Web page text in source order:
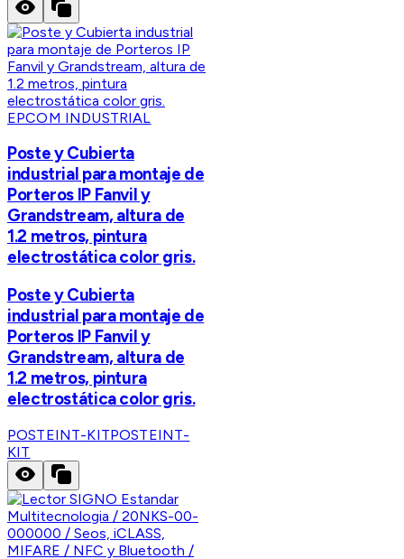
EPCOM INDUSTRIAL
Poste y Cubierta
industrial para montaje de
Porteros IP Fanvil y
Grandstream, altura de
1.2 metros, pintura
electrostática color gris.
Poste y Cubierta
industrial para montaje de
Porteros IP Fanvil y
Grandstream, altura de
1.2 metros, pintura
electrostática color gris.
POSTEINT-KITPOSTEINT-
KIT